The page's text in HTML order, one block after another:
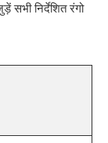
सभी निर्देशित रंगो